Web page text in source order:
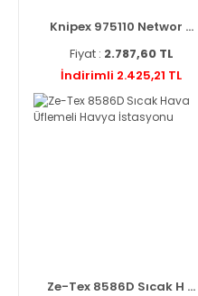
Knipex 975110 Networ ...
Fiyat : 2.787,60 TL
İndirimli 2.425,21 TL
Ze-Tex 8586D Sıcak H ...